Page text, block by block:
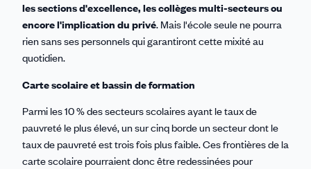
les sections d'excellence, les collèges multi-secteurs ou
encore l'implication du privé. Mais l'école seule ne pourra
rien sans ses personnels qui garantiront cette mixité au
quotidien.
Carte scolaire et bassin de formation
Parmi les 10 % des secteurs scolaires ayant le taux de
pauvreté le plus élevé, un sur cinq borde un secteur dont le
taux de pauvreté est trois fois plus faible. Ces frontières de la
carte scolaire pourraient donc être redessinées pour